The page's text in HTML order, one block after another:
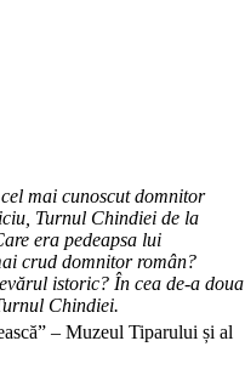
mai cunoscutdomnitor
Turnul Chindiei de la
era pedeapsa lui
crud domnitor român?
istoric? În cea de-a doua
Chindiei.
– Muzeul Tiparului și al